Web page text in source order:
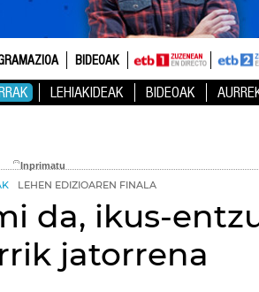
BIDEOAK
LEHIAKIDEAK BIDEOAK
LEHEN EDIZIOAREN FINALA
da, ikus-
jatorrena